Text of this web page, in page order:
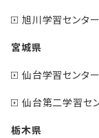
旭川学習センタ
宮城県
仙台学習センタ
仙台第二学習セ
栃木県